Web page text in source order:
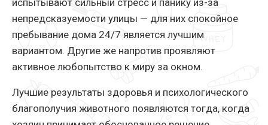
испытывают сильный стресс и панику из-за
непредсказуемости улицы — для них спокойное
пребывание дома 24/7 является лучшим
вариантом. Другие же напротив проявляют
активное любопытство к миру за окном.
Лучшие результаты здоровья и психологического
благополучия животного появляются тогда, когда